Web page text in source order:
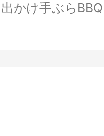
かけ手ぶら